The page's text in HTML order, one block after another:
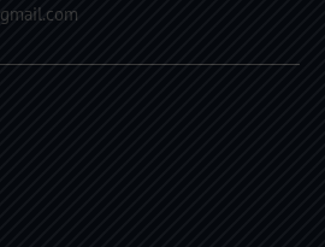
gmail.com